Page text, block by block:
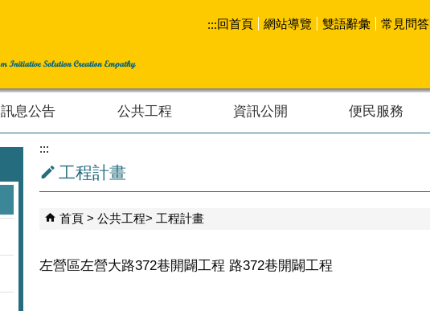
:::回首頁 網站導覽 雙語辭彙 常見問答
訊息公告 公共工程 資訊公開 便民服務
:::
工程計畫
首頁 公共工程 工程計畫
左營區左營大路372巷開闢工程 路372巷開闢工程